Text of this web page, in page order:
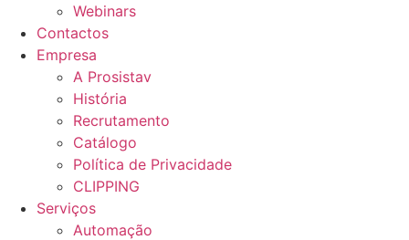
Webinars
Contactos
Empresa
A Prosistav
História
Recrutamento
Catálogo
Política de Privacidade
CLIPPING
Serviços
Automação